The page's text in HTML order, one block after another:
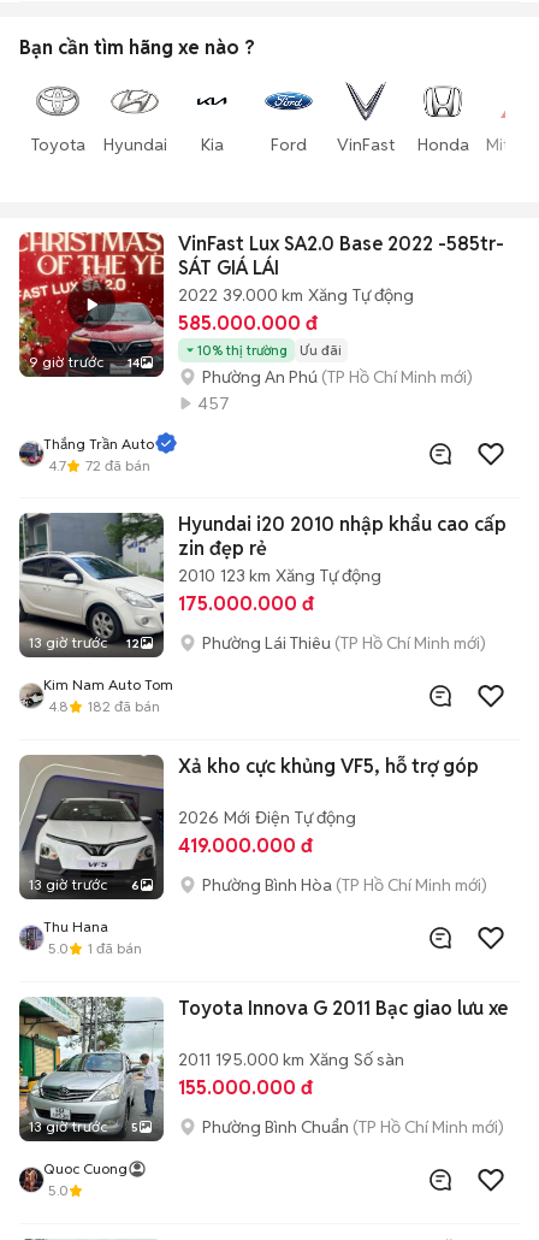
Bạn cần tìm hãng xe nào ?
Toyota Hyundai Kia Ford VinFast Honda
9 giờ trước 14
VinFast Lux SA2.0 Base 2022 -585tr-
SÁT GIÁ LÁI
2022 39.000 km Xăng Tự động
585.000.000 đ
10% thị trường Ưu đãi
Phường An Phú (TP Hồ Chí Minh mới)
457
Thắng Trần Auto
4.7
72 đã bán
13 giờ trước 12
Hyundai i20 2010 nhập khẩu cao cấp
zin đẹp rẻ
2010 123 km Xăng Tự động
175.000.000 đ
Phường Lái Thiêu (TP Hồ Chí Minh mới)
Kim Nam Auto Tom
4.8
182 đã bán
13 giờ trước 6
Xả kho cực khủng VF5, hỗ trợ góp
2026 Mới Điện Tự động
419.000.000 đ
Phường Bình Hòa (TP Hồ Chí Minh mới)
Thu Hana
5.0
1 đã bán
13 giờ trước 5
Toyota Innova G 2011 Bạc giao lưu xe
2011 195.000 km Xăng Số sàn
155.000.000 đ
Phường Bình Chuẩn (TP Hồ Chí Minh mới)
Quoc Cuong
5.0